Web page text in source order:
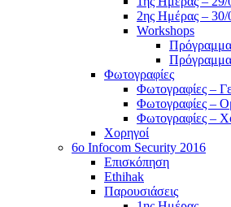
2ης Ημέρας – 30/
Workshops
Φωτογραφίες
Φωτογραφίες –
Φωτογραφίες –
Φωτογραφίες –
Χορηγοί
6o Infocom Security 2016
Επισκόπηση
Ethihak
Παρουσιάσεις